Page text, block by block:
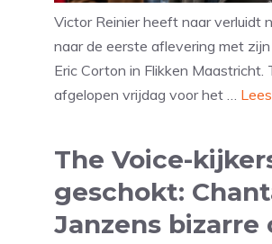
Victor Reinier heeft naar verluidt
naar de eerste aflevering met
Eric Corton in Flikken Maastricht.
afgelopen vrijdag voor het …
The Voice-
geschokt:
Janzens